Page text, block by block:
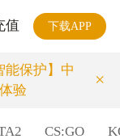
值 下载APP
能保护】中
验
×
CS:GO